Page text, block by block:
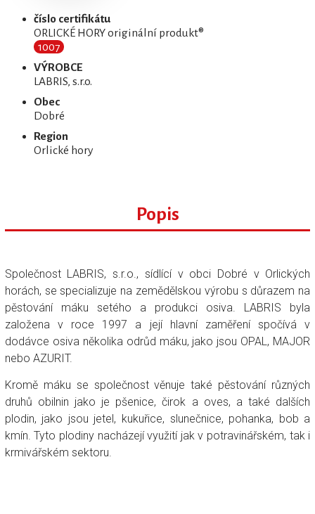
číslo certifikátu
ORLICKÉ HORY originální produkt®
1007
VÝROBCE
LABRIS, s.r.o.
Obec
Dobré
Region
Orlické hory
Popis
Společnost LABRIS, s.r.o., sídlící v obci Dobré v Orlických
horách, se specializuje na zemědělskou výrobu s důrazem na
pěstování máku setého a produkci osiva. LABRIS byla
založena v roce 1997 a její hlavní zaměření spočívá v
dodávce osiva několika odrůd máku, jako jsou OPAL, MAJOR
nebo AZURIT.
Kromě máku se společnost věnuje také pěstování různých
druhů obilnin jako je pšenice, čirok a oves, a také dalších
plodin, jako jsou jetel, kukuřice, slunečnice, pohanka, bob a
kmín. Tyto plodiny nacházejí využití jak v potravinářském, tak i
krmivářském sektoru.